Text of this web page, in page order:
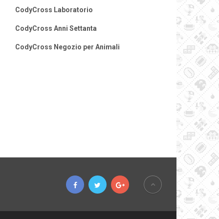
CodyCross Laboratorio
CodyCross Anni Settanta
CodyCross Negozio per Animali